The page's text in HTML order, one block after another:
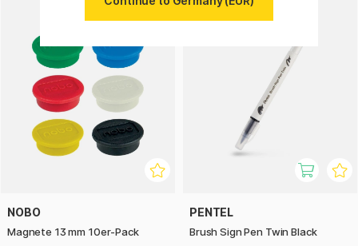
6
NOBO
Magnete 13 mm 10er-Pack
PENTEL
Brush Sign Pen Twin Black